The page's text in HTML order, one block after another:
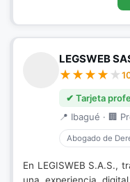
LEGSWEB
✔ Tarjeta
📍 Ibagué · 🏢
Abogado de
En LEGISWEB S.A.S.,